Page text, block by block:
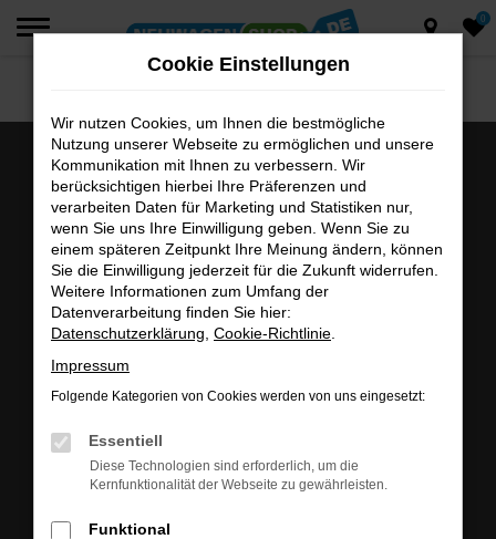
Zum
0
audaris GmbH
Traunreuter Straße 16
DE-93073 Neutraubling
Tel.: +49 9401 91171-0
Cookie Einstellungen
Wir nutzen Cookies, um Ihnen die bestmögliche
Nutzung unserer Webseite zu ermöglichen und unsere
Kommunikation mit Ihnen zu verbessern. Wir
berücksichtigen hierbei Ihre Präferenzen und
verarbeiten Daten für Marketing und Statistiken nur,
wenn Sie uns Ihre Einwilligung geben. Wenn Sie zu
einem späteren Zeitpunkt Ihre Meinung ändern, können
Sie die Einwilligung jederzeit für die Zukunft widerrufen.
Weitere Informationen zum Umfang der
Datenverarbeitung finden Sie hier:
Datenschutzerklärung Cookie-Richtlinie
Impressum
Folgende Kategorien von Cookies werden von uns eingesetzt:
Essentiell
Diese Technologien sind erforderlich, um die
Kernfunktionalität der Webseite zu gewährleisten.
Funktional